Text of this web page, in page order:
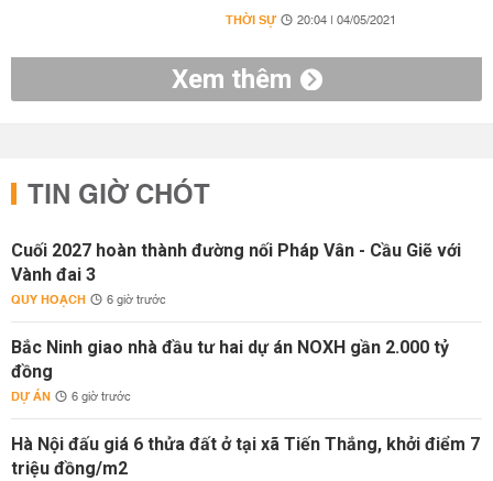
THỜI SỰ 20:04 | 04/05/2021
Xem thêm
TIN GIỜ CHÓT
Cuối 2027 hoàn thành đường nối Pháp Vân - Cầu Giẽ với
Vành đai 3
QUY HOẠCH 6 giờ trước
Bắc Ninh giao nhà đầu tư hai dự án NOXH gần 2.000 tỷ
đồng
DỰ ÁN 6 giờ trước
Hà Nội đấu giá 6 thửa đất ở tại xã Tiến Thắng, khởi điểm 7
triệu đồng/m2